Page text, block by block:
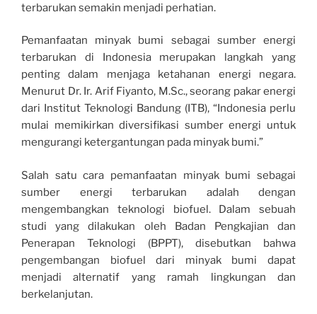
terbarukan semakin menjadi perhatian.
Pemanfaatan minyak bumi sebagai sumber energi
terbarukan di Indonesia merupakan langkah yang
penting dalam menjaga ketahanan energi negara.
Menurut Dr. Ir. Arif Fiyanto, M.Sc., seorang pakar energi
dari Institut Teknologi Bandung (ITB), “Indonesia perlu
mulai memikirkan diversifikasi sumber energi untuk
mengurangi ketergantungan pada minyak bumi.”
Salah satu cara pemanfaatan minyak bumi sebagai
sumber energi terbarukan adalah dengan
mengembangkan teknologi biofuel. Dalam sebuah
studi yang dilakukan oleh Badan Pengkajian dan
Penerapan Teknologi (BPPT), disebutkan bahwa
pengembangan biofuel dari minyak bumi dapat
menjadi alternatif yang ramah lingkungan dan
berkelanjutan.